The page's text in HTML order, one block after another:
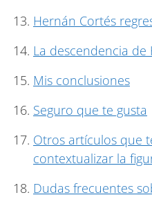
Hernán Cortés
La descendencia de
Mis conclusiones
Seguro que te gusta
Otros artículos que
contextualizar la
Dudas frecuentes